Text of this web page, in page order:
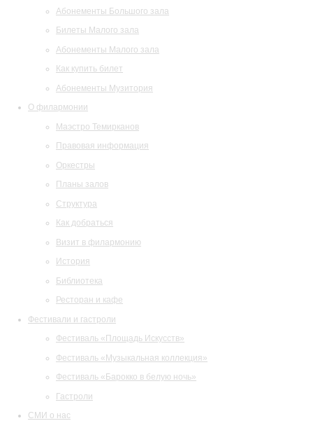
Абонементы Большого зала
Билеты Малого зала
Абонементы Малого зала
Как купить билет
Абонементы Музитория
О филармонии
Маэстро Темирканов
Правовая информация
Оркестры
Планы залов
Структура
Как добраться
Визит в филармонию
История
Библиотека
Ресторан и кафе
Фестивали и гастроли
Фестиваль «Площадь Искусств»
Фестиваль «Музыкальная коллекция»
Фестиваль «Барокко в белую ночь»
Гастроли
СМИ о нас